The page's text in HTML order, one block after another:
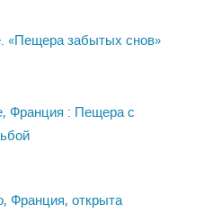
«Пещера забытых снов»
Франция : Пещера с
Франция, открыта